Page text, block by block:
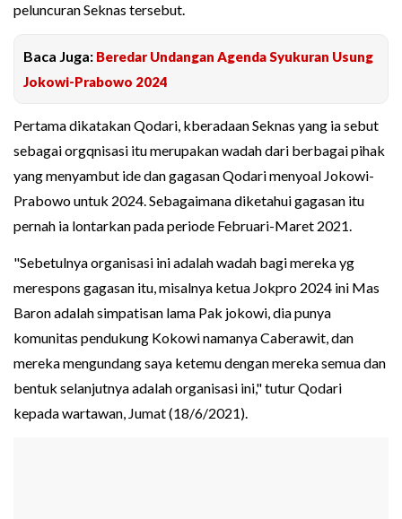
peluncuran Seknas tersebut.
Baca Juga: Beredar Undangan Agenda Syukuran Usung
Jokowi-Prabowo 2024
Pertama dikatakan Qodari, kberadaan Seknas yang ia sebut
sebagai orgqnisasi itu merupakan wadah dari berbagai pihak
yang menyambut ide dan gagasan Qodari menyoal Jokowi-
Prabowo untuk 2024. Sebagaimana diketahui gagasan itu
pernah ia lontarkan pada periode Februari-Maret 2021.
"Sebetulnya organisasi ini adalah wadah bagi mereka yg
merespons gagasan itu, misalnya ketua Jokpro 2024 ini Mas
Baron adalah simpatisan lama Pak jokowi, dia punya
komunitas pendukung Kokowi namanya Caberawit, dan
mereka mengundang saya ketemu dengan mereka semua dan
bentuk selanjutnya adalah organisasi ini," tutur Qodari
kepada wartawan, Jumat (18/6/2021).